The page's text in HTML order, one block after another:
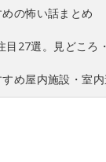
めの怖い話まとめ
目27選。見どころ
め屋内施設・室